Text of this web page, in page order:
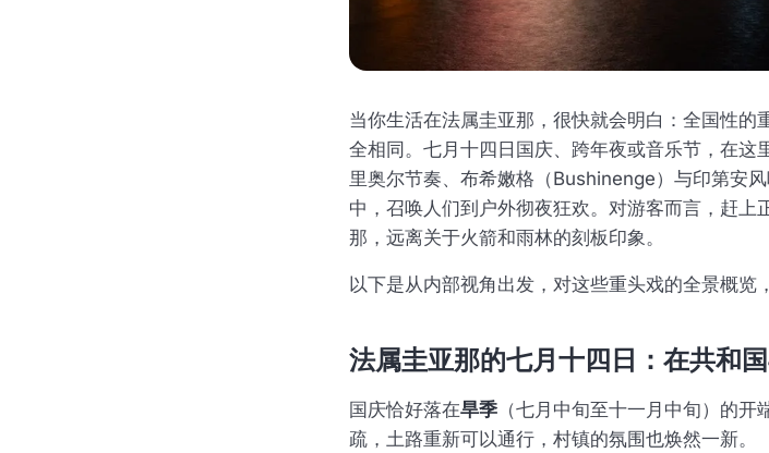
当你生活在法属圭亚那，很快就会明白：全国性
全相同。七月十四日国庆、跨年夜或音乐节，在
里奥尔节奏、布希嫩格（Bushinenge）与印第安
中，召唤人们到户外彻夜狂欢。对游客而言，赶上
那，远离关于火箭和雨林的刻板印象。
以下是从内部视角出发，对这些重头戏的全景概览
法属圭亚那的七月十四日：在共和
国庆恰好落在旱季 （七月中旬至十一月中旬）的
疏，土路重新可以通行，村镇的氛围也焕然一新。